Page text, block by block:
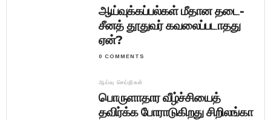
ஆய்வுக்கப்பல்கள் மீதான தடை-
சீனத் தூதுவர் கவலைப்படாதது
ஏன்?
0 COMMENTS
ஆய்வு செய்திகள்
பொருளாதார வீழ்ச்சியைத்
தவிர்க்க போராடுகிறது சிறிலங்கா